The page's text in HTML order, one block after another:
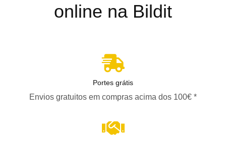
online na Bildit
Portes grátis
Envios gratuitos em compras acima dos 100€ *